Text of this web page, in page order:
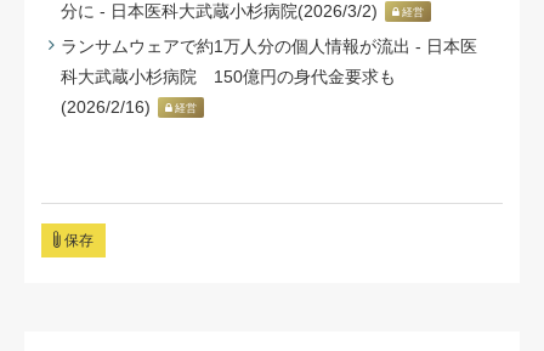
分に - 日本医科大武蔵小杉病院(2026/3/2)
経営
ランサムウェアで約1万人分の個人情報が流出 - 日本医
科大武蔵小杉病院 150億円の身代金要求も
(2026/2/16)
経営
保存